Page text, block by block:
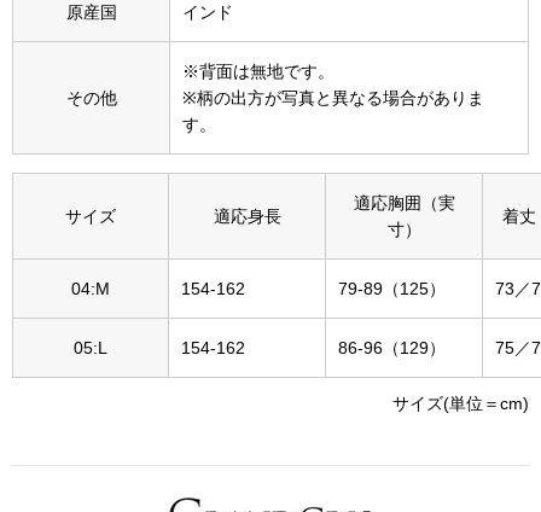
ウオッチ
ネックレス
ブレスレット
その他
帽子
ネクタイ
原産国 インド
その他
※背面は無地です。
※柄の出方が写真と異なる場合がありま
す。
サイズ 適応身長
適応胸囲（実
寸）
着丈
04:M 154-162 79-89（125） 73／
05:L 154-162 86-96（129） 75／
サイズ(単位＝cm)